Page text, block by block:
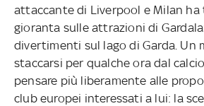
attaccante di Liverpool e Milan ha
gioranta sulle attrazioni di
divertimenti sul lago di Garda. Un
staccarsi per qualche ora dal
pensare più liberamente alle
club europei interessati a lui: la